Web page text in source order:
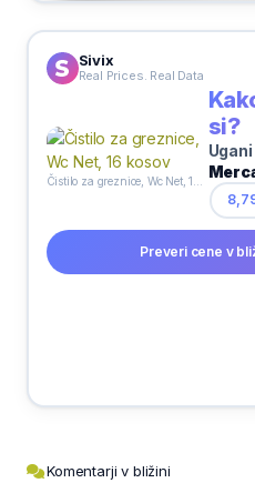
Sivix
Real Prices. Real Data
si?
Preveri cene v
Komentarji v bližini